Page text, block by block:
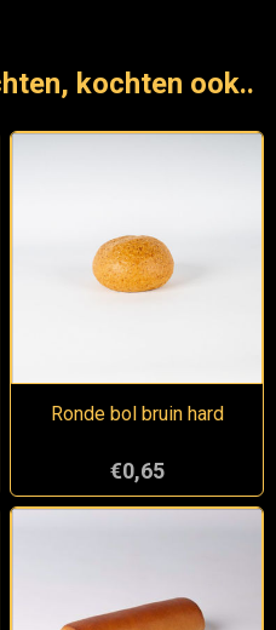
kochten ook..
Ronde bol bruin hard
€0,65